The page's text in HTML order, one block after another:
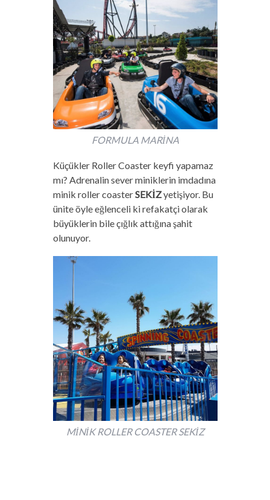
FORMULA MARİNA
Küçükler Roller Coaster keyfi yapamaz
mı? Adrenalin sever miniklerin imdadına
minik roller coasterSEKİZyetişiyor. Bu
ünite öyle eğlenceli ki refakatçi olarak
büyüklerin bile çığlık attığına şahit
olunuyor.
MİNİK ROLLER COASTER SEKİZ